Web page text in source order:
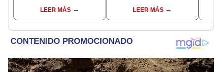
Vóley 2026LEER MÁS LEER MÁS